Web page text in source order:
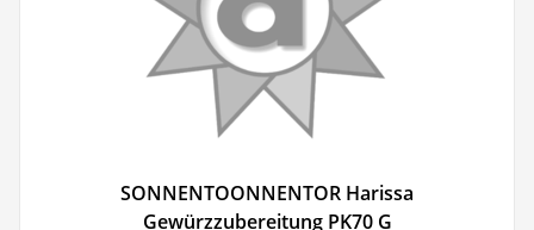
SONNENTOONNENTOR Harissa
Gewürzzubereitung PK70 G